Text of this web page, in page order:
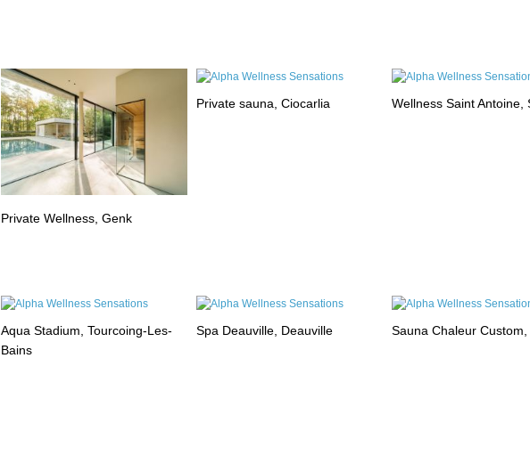
Private Wellness, Genk
Private sauna, Ciocarlia Wellness Saint Antoine,
Aqua Stadium, Tourcoing-Les-
Bains
Spa Deauville, Deauville Sauna Chaleur